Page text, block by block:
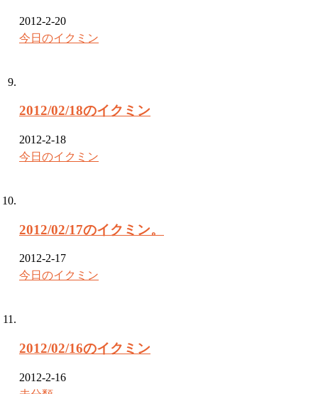
2012-2-20
今日のイクミン
2012/02/18のイクミン
2012-2-18
今日のイクミン
2012/02/17のイクミン。
2012-2-17
今日のイクミン
2012/02/16のイクミン
2012-2-16